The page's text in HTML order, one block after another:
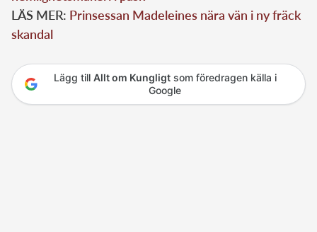
LÄS MER: Prinsessan Madeleines nära vän i ny fräck
skandal
Lägg till Allt om Kungligtsom föredragen källa i
Google